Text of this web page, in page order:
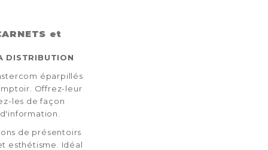
et
DISTRIBUTION
éparpillés
Offrez-leur
les de façon
de présentoirs
esthétisme. Idéal